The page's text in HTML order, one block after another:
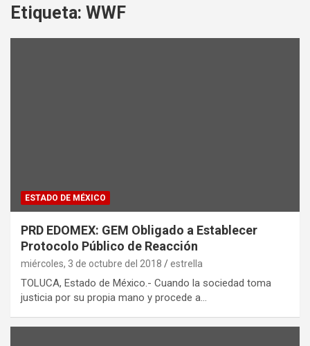
Etiqueta: WWF
ESTADO DE MÉXICO
PRD EDOMEX: GEM Obligado a Establecer
Protocolo Público de Reacción
miércoles, 3 de octubre del 2018 estrella
TOLUCA, Estado de México.- Cuando la sociedad toma
justicia por su propia mano y procede a…